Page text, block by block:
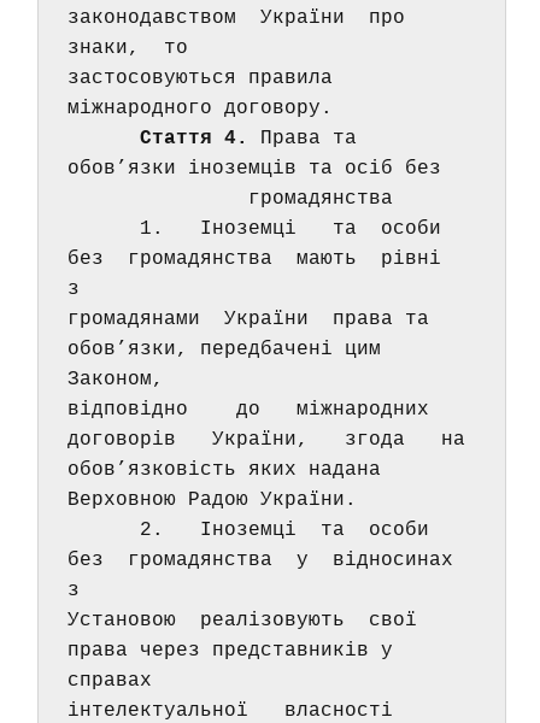
законодавством  України  про
знаки,  то
застосовуються правила
міжнародного договору.
Стаття 4.
Права та
обов’язки іноземців та осіб без
               громадянства
без  громадянства  мають  рівні
з
громадянами  України  права та
обов’язки, передбачені цим
Законом,
відповідно    до   міжнародних
обов’язковість яких надана
Верховною Радою України.
без  громадянства  у  відносинах
з
Установою  реалізовують  свої
права через представників у
справах
інтелектуальної   власності